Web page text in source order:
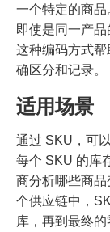
一个特定的商品
即使是同一产
这种编码方式
确区分和记录。
适用场景
通过 SKU，可
每个 SKU 的库
商分析哪些商
个供应链中，
库，再到最终